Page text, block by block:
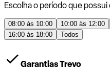
Escolha o período que
08:00 às 10:00 10:00 às 12:00
16:00 às 18:00
Todos
Garantias Trevo